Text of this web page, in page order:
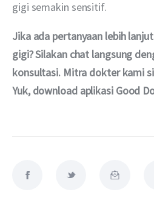
gigi semakin sensitif.
Jika ada pertanyaan lebih
gigi? Silakan chat langsung
konsultasi. Mitra dokter kami
Yuk, download aplikasi Good